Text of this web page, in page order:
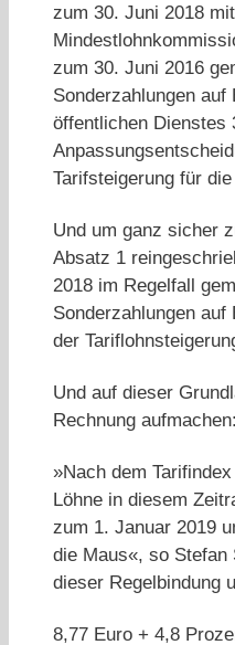
zum 30. Juni 2018
zum 30. Juni 2016
Sonderzahlungen
öffentlichen Dienstes
Tarifsteigerung für
Und um ganz sicher
Absatz 1
2018 im Regelfall
Sonderzahlungen
der
Und auf dieser
Rechnung aufmachen:
»Nach dem
Löhne in diesem
zum 1. Januar 2019
die Maus«, so Stefan
dieser Regelbindung
8,77 Euro + 4,8